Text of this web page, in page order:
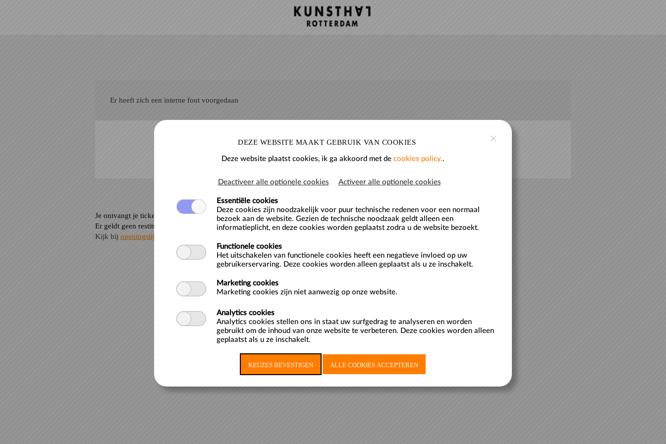
Er heeft zich een interne fout voorgedaan
Je ontvangt je tickets per e –mail. Controleer indien nodig je spambox.
Er geldt geen restitutie voor e-tickets.
Kijk bij openingstijden en prijzen
DEZE WEBSITE MAAKT GEBRUIK VAN COOKIES
Deze website plaatst cookies, ik ga akkoord met de cookies policy..
Deactiveer alle optionele cookies Activeer alle optionele cookies
Essentiële cookies
Deze cookies zijn noodzakelijk voor puur technische redenen voor een normaal
bezoek aan de website. Gezien de technische noodzaak geldt alleen een
informatieplicht, en deze cookies worden geplaatst zodra u de website bezoekt.
Functionele cookies
Het uitschakelen van functionele cookies heeft een negatieve invloed op uw
gebruikerservaring. Deze cookies worden alleen geplaatst als u ze inschakelt.
Marketing cookies
Marketing cookies zijn niet aanwezig op onze website.
Analytics cookies
Analytics cookies stellen ons in staat uw surfgedrag te analyseren en worden
gebruikt om de inhoud van onze website te verbeteren. Deze cookies worden alleen
geplaatst als u ze inschakelt.